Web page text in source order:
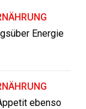
Energie
ebenso